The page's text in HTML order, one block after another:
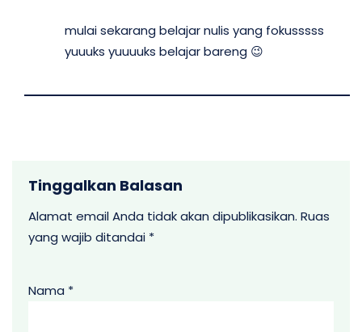
mulai sekarang belajar nulis yang fokusssss
yuuuks yuuuuks belajar bareng 😉
Tinggalkan Balasan
Alamat email Anda tidak akan dipublikasikan. Ruas
yang wajib ditandai *
Nama *